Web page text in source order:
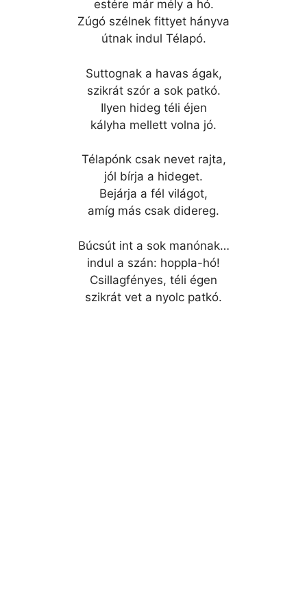
estére már mély a hó.
Zúgó szélnek fittyet hányva
útnak indul Télapó.
Suttognak a havas ágak,
szikrát szór a sok patkó.
Ilyen hideg téli éjen
kályha mellett volna jó.
Télapónk csak nevet rajta,
jól bírja a hideget.
Bejárja a fél világot,
amíg más csak didereg.
Búcsút int a sok manónak…
indul a szán: hoppla-hó!
Csillagfényes, téli égen
szikrát vet a nyolc patkó.